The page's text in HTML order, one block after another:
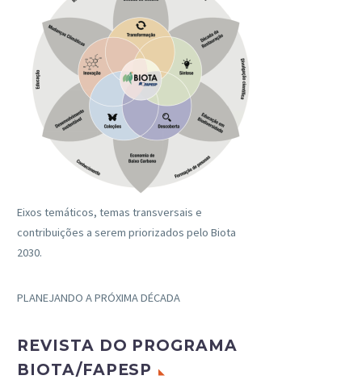
Eixos temáticos, temas transversais e
contribuições a serem priorizados pelo Biota
2030.
PLANEJANDO A PRÓXIMA DÉCADA
REVISTA DO PROGRAMA
BIOTA/FAPESP